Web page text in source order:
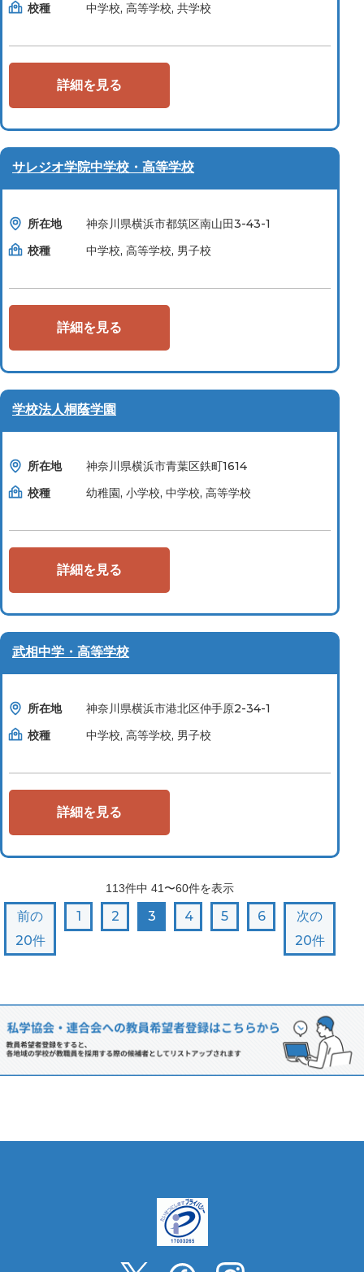
校種
中学校, 高等学校, 共学校
詳細を見る
サレジオ学院中学校・高等学校
所在地
神奈川県横浜市都筑区南山田3-43-1
校種
中学校, 高等学校, 男子校
詳細を見る
学校法人桐蔭学園
所在地
神奈川県横浜市青葉区鉄町1614
校種
幼稚園, 小学校, 中学校, 高等学校
詳細を見る
武相中学・高等学校
所在地
神奈川県横浜市港北区仲手原2-34-1
校種
中学校, 高等学校, 男子校
詳細を見る
113件中 41〜60件を表示
前の
20件
1 2 3 4 5 6
次の
20件